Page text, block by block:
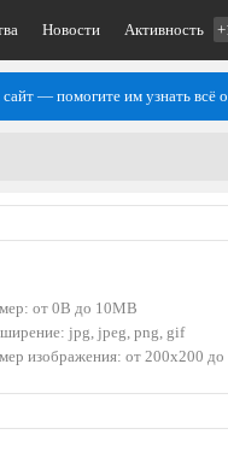
Новости Активность
— помогите им узнать всё
от 0B до 10MB
jpg, jpeg, png, gif
изображения: от 200x200